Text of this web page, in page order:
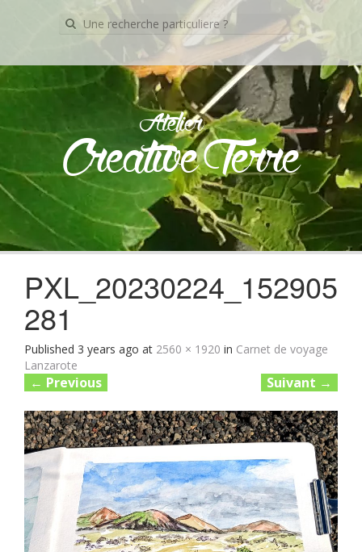
Recherche
pour:
Atelier
Creative Terre
Skip
to
PXL_20230224_152905
281
Published 3 years ago at 2560 × 1920 in Carnet de voyage
Lanzarote
← Previous Suivant →